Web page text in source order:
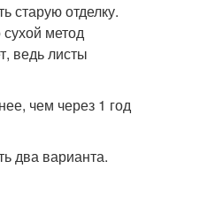
старую отделку.
метод
ведь листы
чем через 1 год
два варианта.